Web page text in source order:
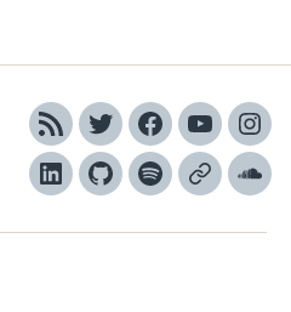
RSS TwitterFacebook
YouTube
LinkedInGithubSpotifyApple